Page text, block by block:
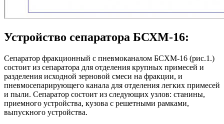
Устройство сепаратора БСХМ-16:
Сепаратор фракционный с пневмоканалом БСХМ-16 (рис.1.)
состоит из сепаратора для отделения крупных примесей и
разделения исходной зерновой смеси на фракции, и
пневмосепарирующего канала для отделения легких примесей
и пыли. Сепаратор состоит из следующих узлов: станины,
приемного устройства, кузова с решетными рамками,
выпускного устройства.